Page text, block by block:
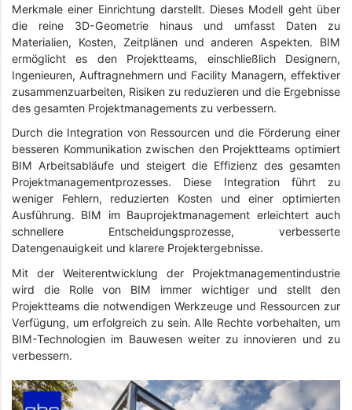
Merkmale einer Einrichtung darstellt. Dieses Modell geht über
die reine 3D-Geometrie hinaus und umfasst Daten zu
Materialien, Kosten, Zeitplänen und anderen Aspekten. BIM
ermöglicht es den Projektteams, einschließlich Designern,
Ingenieuren, Auftragnehmern und Facility Managern, effektiver
zusammenzuarbeiten, Risiken zu reduzieren und die Ergebnisse
des gesamten Projektmanagements zu verbessern.
Durch die Integration von Ressourcen und die Förderung einer
besseren Kommunikation zwischen den Projektteams optimiert
BIM Arbeitsabläufe und steigert die Effizienz des gesamten
Projektmanagementprozesses. Diese Integration führt zu
weniger Fehlern, reduzierten Kosten und einer optimierten
Ausführung. BIM im Bauprojektmanagement erleichtert auch
schnellere Entscheidungsprozesse, verbesserte
Datengenauigkeit und klarere Projektergebnisse.
Mit der Weiterentwicklung der Projektmanagementindustrie
wird die Rolle von BIM immer wichtiger und stellt den
Projektteams die notwendigen Werkzeuge und Ressourcen zur
Verfügung, um erfolgreich zu sein. Alle Rechte vorbehalten, um
BIM-Technologien im Bauwesen weiter zu innovieren und zu
verbessern.